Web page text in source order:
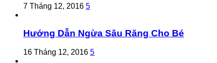
7 Tháng 12, 2016 5
Hướng Dẫn Ngừa Sâu Răng Cho Bé
16 Tháng 12, 2016 5